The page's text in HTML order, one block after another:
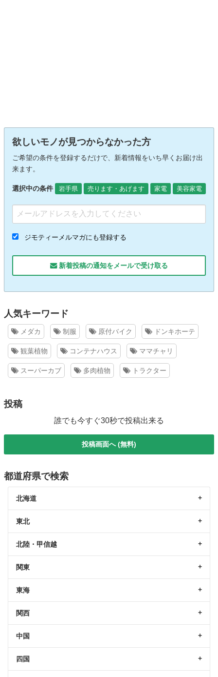
欲しいモノが見つからなかった方
ご希望の条件を登録するだけで、新着情報をいち早くお届け出
来ます。
選択中の条件 岩手県 売ります・あげます 家電 美容家電
ジモティーメルマガにも登録する
新着投稿の通知をメールで受け取る
人気キーワード
メダカ 制服 原付バイク ドンキホーテ
観葉植物 コンテナハウス ママチャリ
スーパーカブ 多肉植物 トラクター
投稿
誰でも今すぐ30秒で投稿出来る
投稿画面へ (無料)
都道府県で検索
北海道
東北
北陸・甲信越
関東
東海
関西
中国
四国